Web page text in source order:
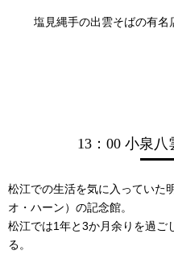
塩見縄手の出雲そばの有名
13：00 小泉八
松江での生活を気に入っていた
オ・ハーン）の記念館。
松江では1年と3か月余りを過ご
る。